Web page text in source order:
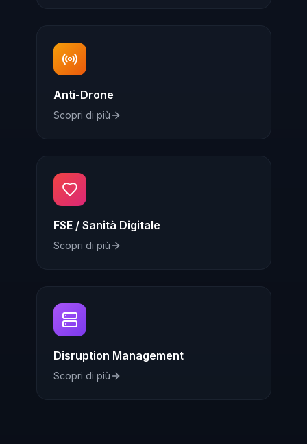
Anti-Drone
Scopri di più
FSE / Sanità Digitale
Scopri di più
Disruption Management
Scopri di più